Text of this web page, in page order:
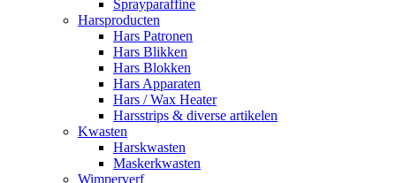
Sprayparaffine
Harsproducten
Hars Patronen
Hars Blikken
Hars Blokken
Hars Apparaten
Hars / Wax Heater
Harsstrips & diverse artikelen
Kwasten
Harskwasten
Maskerkwasten
Wimperverf